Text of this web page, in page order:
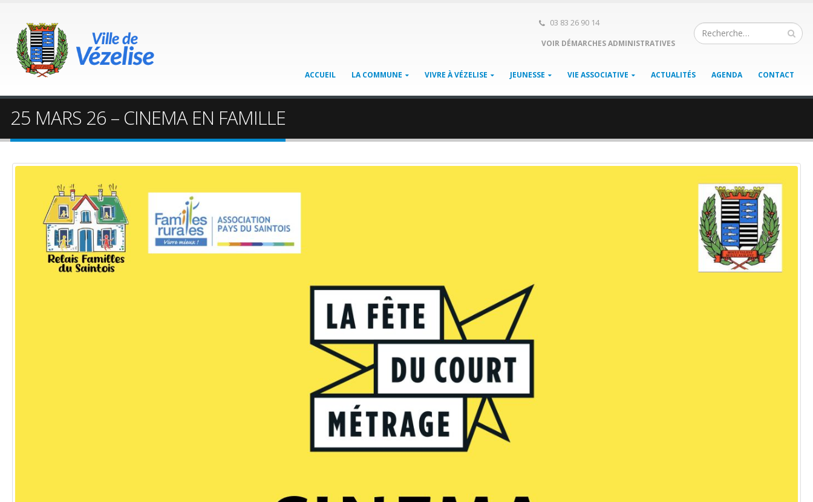
03 83 26 90 14
VOIR DÉMARCHES ADMINISTRATIVES
ACCUEIL LA COMMUNE VIVRE À VÉZELISE JEUNESSE VIE ASSOCIATIVE ACTUALITÉS AGENDA CONTACT
25 MARS 26 – CINEMA EN FAMILLE